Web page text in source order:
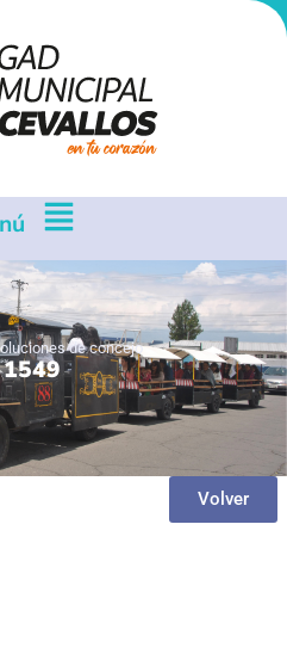
de concejo
Volver